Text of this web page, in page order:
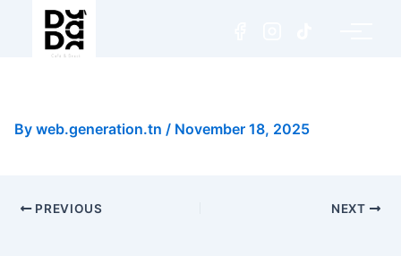
By web.generation.tn / November 18, 2025
PREVIOUS NEXT